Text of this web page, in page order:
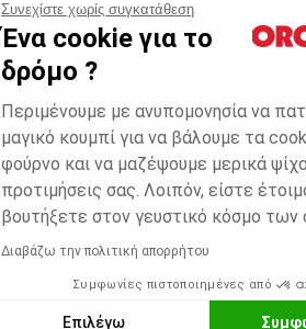
Συνεχίστε χωρίς συγκατάθεση
Ένα cookie για το
δρόμο ?
Περιμένουμε με ανυπομονησία να
μαγικό κουμπί για να βάλουμε τα
φούρνο και να μαζέψουμε μερικά
προτιμήσεις σας. Λοιπόν, είστε
βουτήξετε στον γευστικό κόσμο των
Διαβάζω την πολιτική απορρήτου
Συμφωνίες πιστοποιημένες από
Επιλέγω